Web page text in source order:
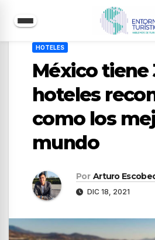
contenido
HOTELES
México tiene
hoteles
como los
mundo
Por Arturo
DIC 18, 2021